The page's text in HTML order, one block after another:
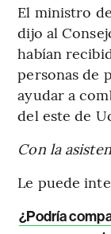
El ministro
dijo al
habían
personas de
ayudar a
del este de
Con la
Le puede
¿Podría